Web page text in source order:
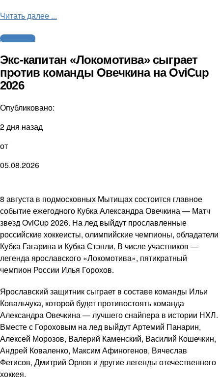
Читать далее ...
Другие виды
Экс-капитан «Локомотива» сыграет
против команды Овечкина на OviCup
2026
Опубликовано:
2 дня назад
от
05.08.2026
8 августа в подмосковных Мытищах состоится главное
событие ежегодного Кубка Александра Овечкина — Матч
звезд OviCup 2026. На лед выйдут прославленные
российские хоккеисты, олимпийские чемпионы, обладатели
Кубка Гагарина и Кубка Стэнли. В числе участников —
легенда ярославского «Локомотива», пятикратный
чемпион России Илья Горохов.
Ярославский защитник сыграет в составе команды Ильи
Ковальчука, которой будет противостоять команда
Александра Овечкина — лучшего снайпера в истории НХЛ.
Вместе с Гороховым на лед выйдут Артемий Панарин,
Алексей Морозов, Валерий Каменский, Василий Кошечкин,
Андрей Коваленко, Максим Афиногенов, Вячеслав
Фетисов, Дмитрий Орлов и другие легенды отечественного
хоккея.